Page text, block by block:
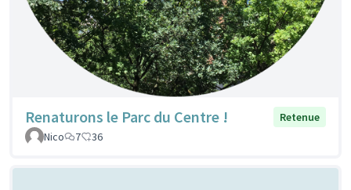
Renaturons le Parc du Centre !
Retenue
Nico
7 36